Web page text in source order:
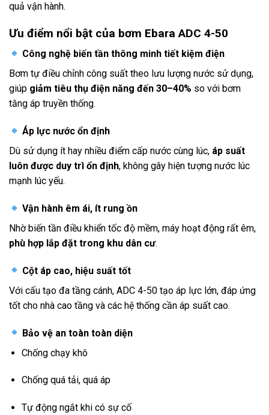
quả vận hành.
Ưu điểm nổi bật của bơm Ebara ADC 4-50
Công nghệ biến tần thông minh tiết kiệm điện
Bơm tự điều chỉnh công suất theo lưu lượng nước sử dụng,
giúp giảm tiêu thụ điện năng đến 30–40% so với bơm
tăng áp truyền thống.
Áp lực nước ổn định
Dù sử dụng ít hay nhiều điểm cấp nước cùng lúc, áp suất
luôn được duy trì ổn định, không gây hiện tượng nước lúc
mạnh lúc yếu.
Vận hành êm ái, ít rung ồn
Nhờ biến tần điều khiển tốc độ mềm, máy hoạt động rất êm,
phù hợp lắp đặt trong khu dân cư.
Cột áp cao, hiệu suất tốt
Với cấu tạo đa tầng cánh, ADC 4-50 tạo áp lực lớn, đáp ứng
tốt cho nhà cao tầng và các hệ thống cần áp suất cao.
Bảo vệ an toàn toàn diện
Chống chạy khô
Chống quá tải, quá áp
Tự động ngắt khi có sự cố